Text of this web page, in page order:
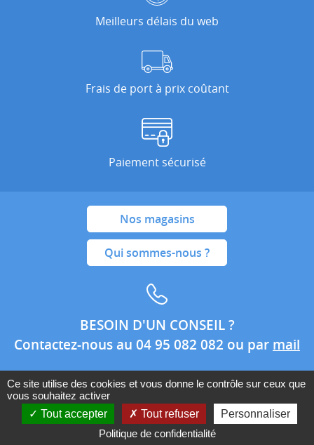
Meilleurs délais du web
Frais de port à prix coûtant
Paiement sécurisé
Nos magasins
Qui sommes-nous ?
BESOIN D'UN CONSEIL ?
Contactez-nous au 04 95 082 082 ou par mail
Conditions générales de ventes
Mentions légales
Politique de confidentialité
Ce site utilise des cookies et vous donne le contrôle sur ceux que
vous souhaitez activer
Tout accepter
Tout refuser
Personnaliser
Politique de confidentialité